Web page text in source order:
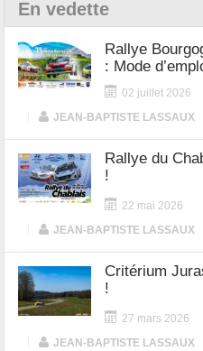
En vedette
Rallye
: Mode
02 juillet 2026
JEAN-BAPTISTE LASSAUX
Rallye du
!
22 mai 2026
JEAN-BAPTISTE LASSAUX
Critérium
!
27 mars 2026
JEAN-BAPTISTE LASSAUX